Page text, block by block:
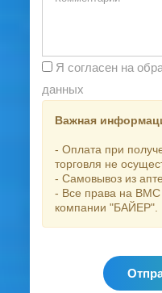
данных
Важная
- Оплата при
торговля не
- Самовывоз из
- Все права на
компании "БАЙЕР".